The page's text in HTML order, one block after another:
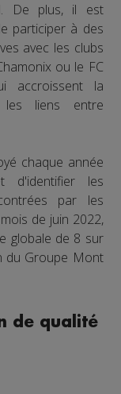
De plus, il est
participer à des
avec les clubs
ou le FC
accroissent la
les liens entre
chaque année
d'identifier les
par les
de juin 2022,
globale de 8 sur
du Groupe Mont
de qualité